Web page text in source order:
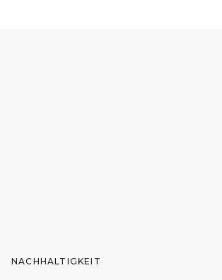
NACHHALTIGKEIT